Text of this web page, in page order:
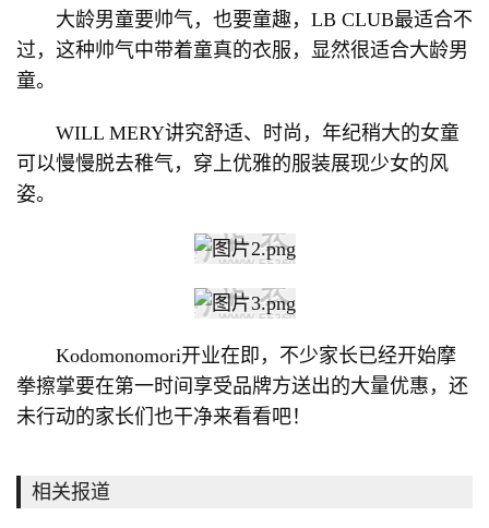
大龄男童要帅气，也要童趣，LB CLUB最适合不
过，这种帅气中带着童真的衣服，显然很适合大龄男
童。
WILL MERY讲究舒适、时尚，年纪稍大的女童
可以慢慢脱去稚气，穿上优雅的服装展现少女的风
姿。
Kodomonomori开业在即，不少家长已经开始摩
拳擦掌要在第一时间享受品牌方送出的大量优惠，还
未行动的家长们也干净来看看吧！
相关报道